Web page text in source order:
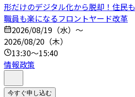
形だけのデジタル化から脱却！住民も
職員も楽になるフロントヤード改革
2026/08/19（水）～
2026/08/20（木）
13:30～15:40
情報政策
今すぐ申し込む